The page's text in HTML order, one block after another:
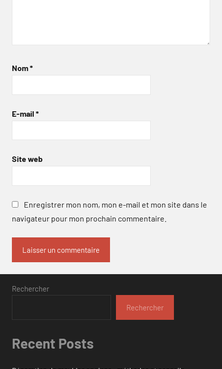
Nom*
E-mail *
Site web
Enregistrer mon nom, mon e-mail et mon site dans le
navigateur pour mon prochain commentaire.
Rechercher
Rechercher
Recent Posts